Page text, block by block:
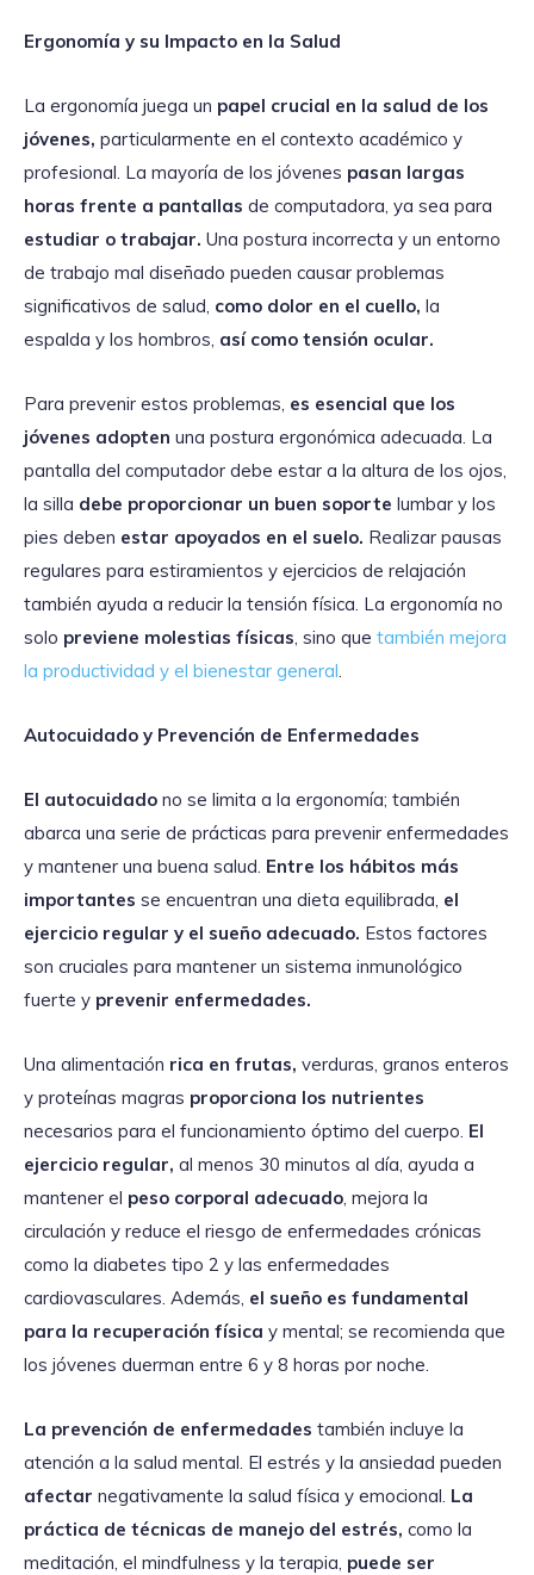
Ergonomía y su Impacto en la Salud
La ergonomía juega un papel crucial en la salud de los
jóvenes, particularmente en el contexto académico y
profesional. La mayoría de los jóvenes pasan largas
horas frente a pantallas de computadora, ya sea para
estudiar o trabajar. Una postura incorrecta y un entorno
de trabajo mal diseñado pueden causar problemas
significativos de salud, como dolor en el cuello, la
espalda y los hombros, así como tensión ocular.
Para prevenir estos problemas, es esencial que los
jóvenes adopten una postura ergonómica adecuada. La
pantalla del computador debe estar a la altura de los ojos,
la silla debe proporcionar un buen soporte lumbar y los
pies deben estar apoyados en el suelo. Realizar pausas
regulares para estiramientos y ejercicios de relajación
también ayuda a reducir la tensión física. La ergonomía no
solo previene molestias físicas , sino que también mejora
la productividad y el bienestar general
Autocuidado y Prevención de Enfermedades
El autocuidado no se limita a la ergonomía; también
abarca una serie de prácticas para prevenir enfermedades
y mantener una buena salud. Entre los hábitos más
importantes se encuentran una dieta equilibrada, el
ejercicio regular y el sueño adecuado. Estos factores
son cruciales para mantener un sistema inmunológico
fuerte y prevenir enfermedades.
Una alimentación rica en frutas, verduras, granos enteros
y proteínas magras proporciona los nutrientes
necesarios para el funcionamiento óptimo del cuerpo. El
ejercicio regular, al menos 30 minutos al día, ayuda a
mantener el peso corporal adecuado , mejora la
circulación y reduce el riesgo de enfermedades crónicas
como la diabetes tipo 2 y las enfermedades
cardiovasculares. Además, el sueño es fundamental
para la recuperación física y mental; se recomienda que
los jóvenes duerman entre 6 y 8 horas por noche.
La prevención de enfermedades también incluye la
atención a la salud mental. El estrés y la ansiedad pueden
afectar negativamente la salud física y emocional. La
práctica de técnicas de manejo del estrés, como la
meditación, el mindfulness y la terapia, puede ser